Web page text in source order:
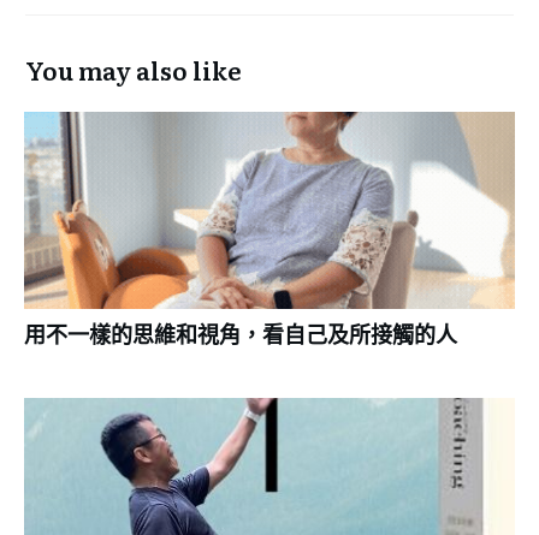
You may also like
用不一樣的思維和視角，看自己及所接觸的人